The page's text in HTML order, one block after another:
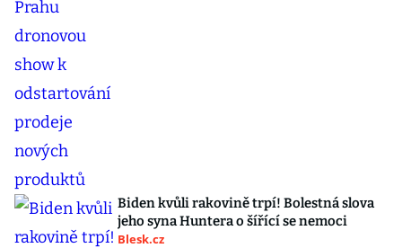
Biden kvůli rakovině trpí! Bolestná slova
jeho syna Huntera o šířící se nemoci
Blesk.cz